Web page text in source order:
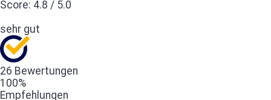
Score: 4.8 / 5.0
sehr gut
26 Bewertungen
100%
Empfehlungen